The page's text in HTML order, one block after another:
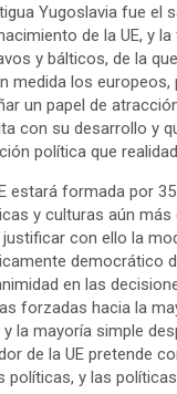
Yugoslavia fue el
de la UE, y
y bálticos, de la
medida los europeos,
un papel de
con su desarrollo y
política que
estará formada por
y culturas aún más
con ello la
democrático
en las
forzadas hacia la
la mayoría simple
de la UE pretende
políticas, y las